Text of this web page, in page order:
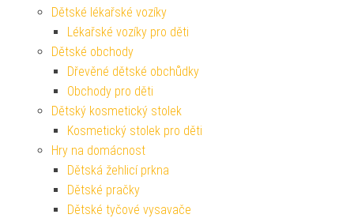
Dětské lékařské vozíky
Lékařské vozíky pro děti
Dětské obchody
Dřevěné dětské obchůdky
Obchody pro děti
Dětský kosmetický stolek
Kosmetický stolek pro děti
Hry na domácnost
Dětská žehlicí prkna
Dětské pračky
Dětské tyčové vysavače